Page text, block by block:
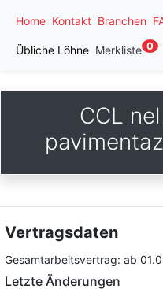
Home Kontakt Branchen
Übliche Löhne Merkliste 0
CCL
Vertragsdaten
Gesamtarbeitsvertrag: ab
Letzte Änderungen